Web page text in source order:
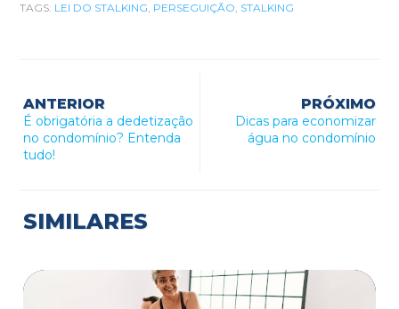
TAGS: LEI DO STALKING, PERSEGUIÇÃO, STALKING
ANTERIOR
É obrigatória a dedetização
no condomínio? Entenda
tudo!
PRÓXIMO
Dicas para economizar
água no condomínio
SIMILARES